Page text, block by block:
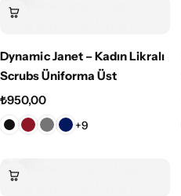
Dynamic Janet – Kadın Likralı
Scrubs Üniforma Üst
₺950,00
+9
Diş Hekimi Üniformaları
Önlükler